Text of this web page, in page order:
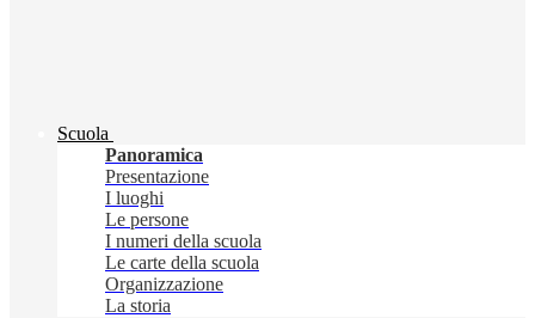
Scuola
Panoramica
Presentazione
I luoghi
Le persone
I numeri della scuola
Le carte della scuola
Organizzazione
La storia